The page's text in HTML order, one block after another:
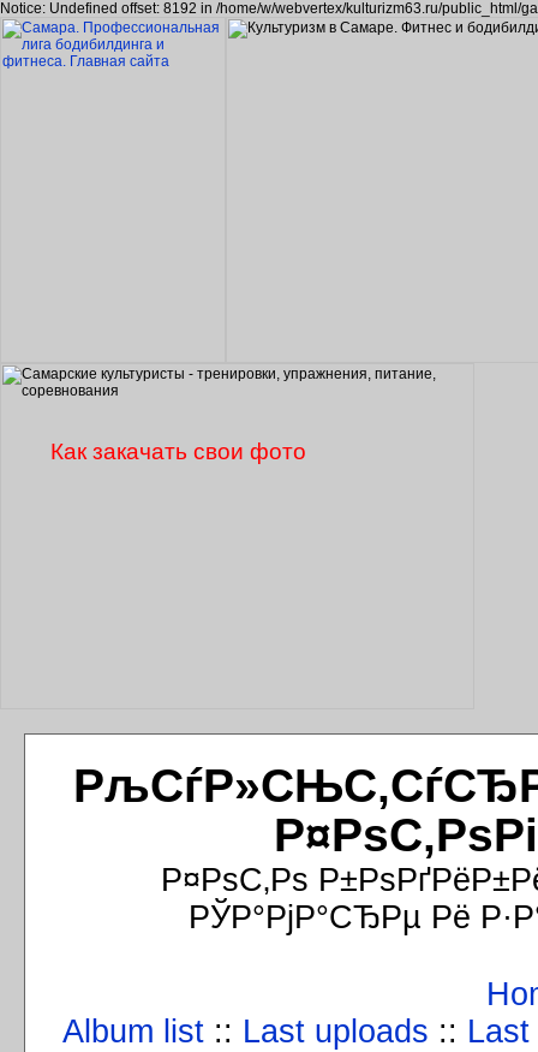
Notice: Undefined offset: 8192 in /home/w/webvertex/kulturizm63.ru/public_html/
Р¤РѕС‚Рѕ
РЎР°РјР°СЂРµ Рё
Album list :: Last uploads ::
Как закачать свои фото